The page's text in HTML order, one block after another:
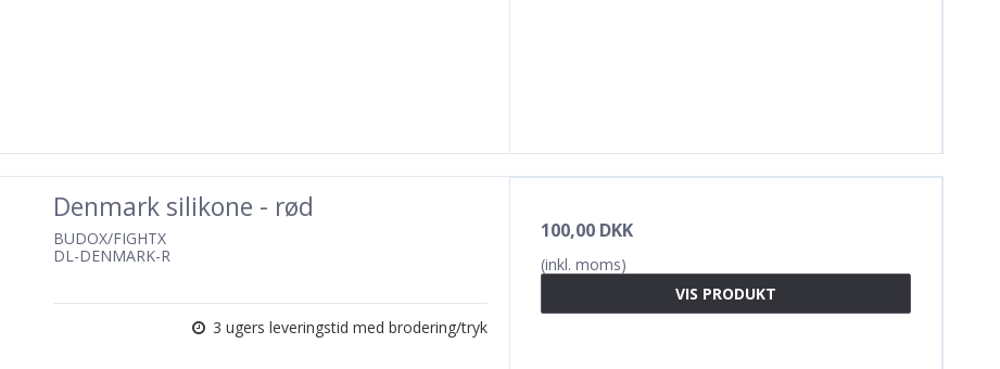
Denmark silikone - rød
BUDOX/FIGHTX
DL-DENMARK-R
3 ugers leveringstid med brodering/tryk
100,00 DKK
(inkl. moms)
VIS PRODUKT